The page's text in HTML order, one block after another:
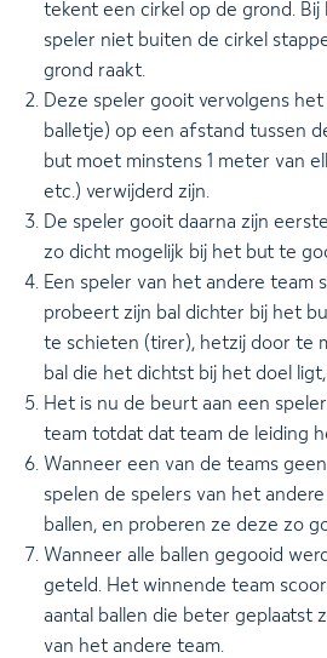
tekent een cirkel op de grond. Bij
speler niet buiten de cirkel
grond raakt.
Deze speler gooit vervolgens het
balletje) op een afstand tussen
but moet minstens 1 meter van
etc.) verwijderd zijn.
De speler gooit daarna zijn
zo dicht mogelijk bij het but te
Een speler van het andere team
probeert zijn bal dichter bij het
te schieten (tirer), hetzij door te
bal die het dichtst bij het doel
Het is nu de beurt aan een
team totdat dat team de leiding
Wanneer een van de teams
spelen de spelers van het
ballen, en proberen ze deze zo
Wanneer alle ballen gegooid
geteld. Het winnende team
aantal ballen die beter geplaatst
van het andere team.